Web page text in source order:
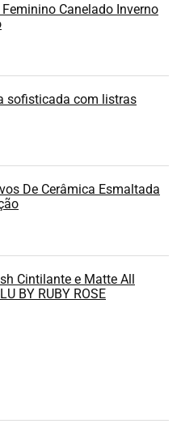
Canelado Inverno
sofisticada com listras
De Cerâmica Esmaltada
Cintilante e Matte All
BY RUBY ROSE